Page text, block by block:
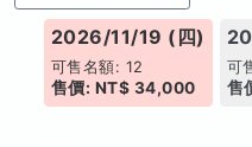
2026/11/19 (四)
可售名額: 12
售價: NT$ 34,000
可
售